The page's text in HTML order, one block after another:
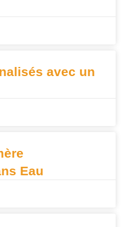
avec un
Eau